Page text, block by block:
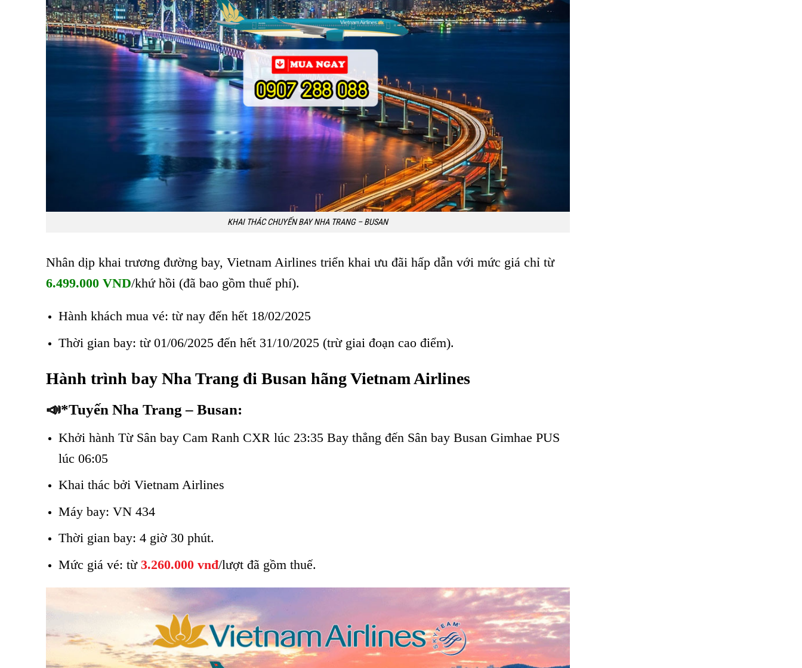
KHAI THÁC CHUYẾN BAY NHA TRANG – BUSAN
Nhân dịp khai trương đường bay, Vietnam Airlines triển khai ưu đãi hấp dẫn với mức giá chỉ từ
6.499.000 VND/khứ hồi (đã bao gồm thuế phí).
Hành khách mua vé: từ nay đến hết 18/02/2025
Thời gian bay: từ 01/06/2025 đến hết 31/10/2025 (trừ giai đoạn cao điểm).
Hành trình bay Nha Trang đi Busan hãng Vietnam Airlines
📣*Tuyến Nha Trang – Busan:
Khởi hành Từ Sân bay Cam Ranh CXR lúc 23:35 Bay thẳng đến Sân bay Busan Gimhae PUS
lúc 06:05
Khai thác bởi Vietnam Airlines
Máy bay: VN 434
Thời gian bay: 4 giờ 30 phút.
Mức giá vé: từ 3.260.000 vnđ/lượt đã gồm thuế.